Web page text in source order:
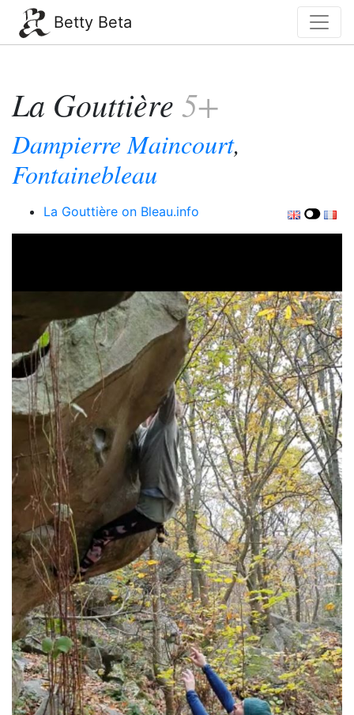
Betty Beta
La Gouttière 5+
Dampierre Maincourt,
Fontainebleau
La Gouttière on Bleau.info